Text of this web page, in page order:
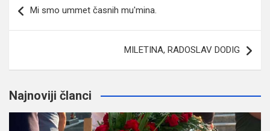
članaka
Mi smo ummet časnih mu'mina.
MILETINA, RADOSLAV DODIG
Najnoviji članci